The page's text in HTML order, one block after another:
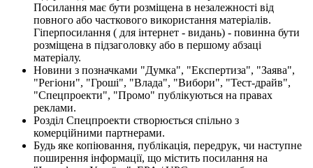
Посилання має бути розміщена в незалежності від
повного або часткового використання матеріалів.
Гіперпосилання ( для інтернет - видань) - повинна бути
розміщена в підзаголовку або в першому абзаці
матеріалу.
Новини з позначками "Думка", "Експертиза", "Заява",
"Регіони", "Гроші", "Влада", "Вибори", "Тест-драйв",
"Спецпроекти", "Промо" публікуються на правах
реклами.
Розділ Спецпроекти створюється спільно з
комерційними партнерами.
Будь яке копіювання, публікація, передрук, чи наступне
поширення інформації, що містить посилання на